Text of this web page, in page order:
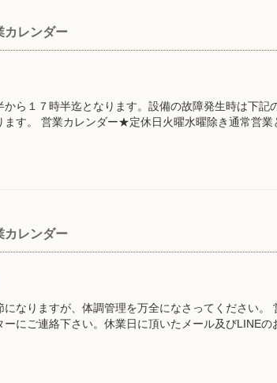
レンダー
から１７時半迄となります。設備の故障発生時は下
ます。 営業カレンダー★定休日火曜水曜除き通常営
レンダー
になりますが、体調管理を万全になさってください
ーにご連絡下さい。休業日に頂いたメール及びLINEの